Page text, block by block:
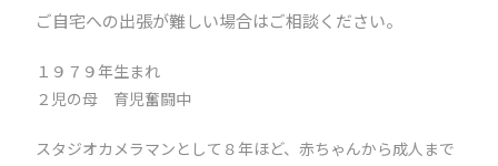
ご自宅への出張が難しい場合はご相談ください。
１９７９年生まれ
２児の母 育児奮闘中
スタジオカメラマンとして８年ほど、赤ちゃんから成人まで